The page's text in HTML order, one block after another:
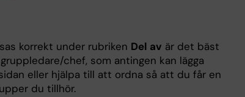
korrekt under rubriken Del av är det bäst
chef, som antingen kan lägga
eller hjälpa till att ordna så att du får en
du tillhör.